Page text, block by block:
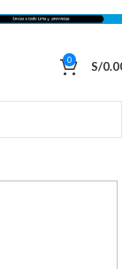
0 S/